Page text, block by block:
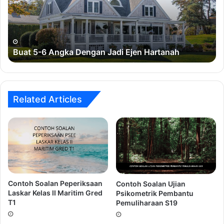
Jawapan D
Apakah nilai-nilai R yang memenuhi ketaksamaan
5<3R<18?
B) 4,5,6,7
D) 3,4,5,6
Jawapan C
Jika KERJAYA sepadan dengan 6385292, maka
Jadi
Ejen
Hartanah
Buat 5-6 Angka Dengan Jadi Ejen Hartanah
Related Articles
Contoh Soalan Peperiksaan
Laskar Kelas II Maritim Gred
T1
Contoh Soalan Ujian
Psikometrik Pembantu
Pemuliharaan S19